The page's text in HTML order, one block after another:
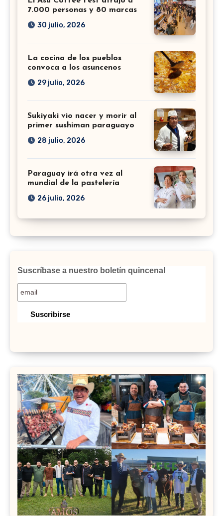
7.000 personas y 80 marcas
30 julio, 2026
La cocina de los pueblos
convoca a los asuncenos
29 julio, 2026
Sukiyaki vio nacer y morir al
primer sushiman paraguayo
28 julio, 2026
Paraguay irá otra vez al
mundial de la pastelería
26 julio, 2026
Suscríbase a nuestro boletín quincenal